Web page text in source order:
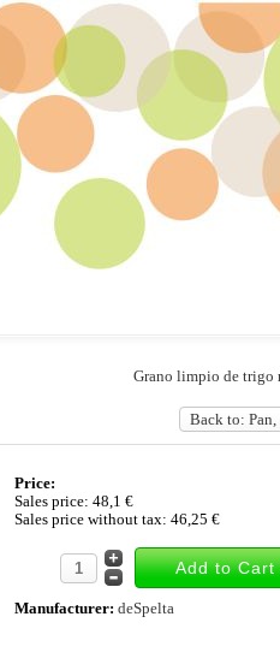
Grano limpio de trigo
Back to: Pan,
Price:
Sales price: 48,1 €
Sales price without tax: 46,25 €
Manufacturer: deSpelta